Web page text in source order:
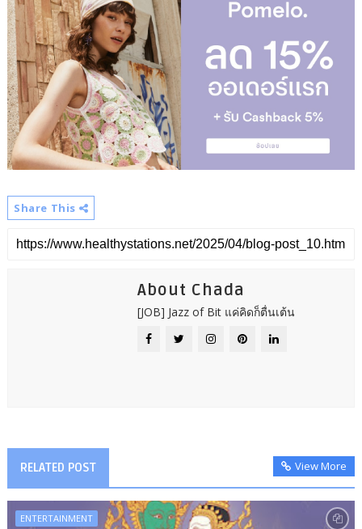
Share This
About Chada
[JOB] Jazz of Bit แค่คิดก็ตื่นเต้น
RELATED POST View More
ENTERTAINMENT